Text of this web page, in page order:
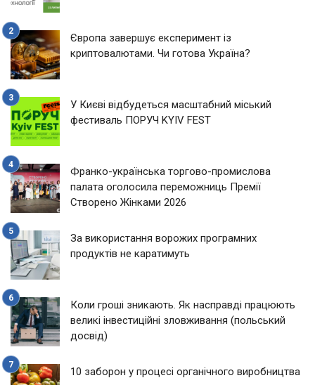
Європа завершує експеримент із
криптовалютами. Чи готова Україна?
У Києві відбудеться масштабний міський
фестиваль ПОРУЧ KYIV FEST
Франко-українська торгово-промислова
палата оголосила переможниць Премії
Створено Жінками 2026
За використання ворожих програмних
продуктів не каратимуть
Коли гроші зникають. Як насправді працюють
великі інвестиційні зловживання (польський
досвід)
10 заборон у процесі органічного виробництва